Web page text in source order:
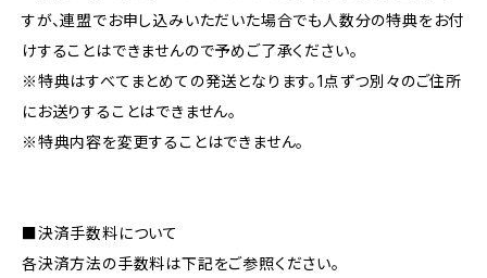
すが、連盟でお申し込みいただいた場合でも人数分の特典をお付
けすることはできませんので予めご了承ください。
※特典はすべてまとめての発送となります。1点ずつ別々のご住所
にお送りすることはできません。
※特典内容を変更することはできません。
■決済手数料について
各決済方法の手数料は下記をご参照ください。